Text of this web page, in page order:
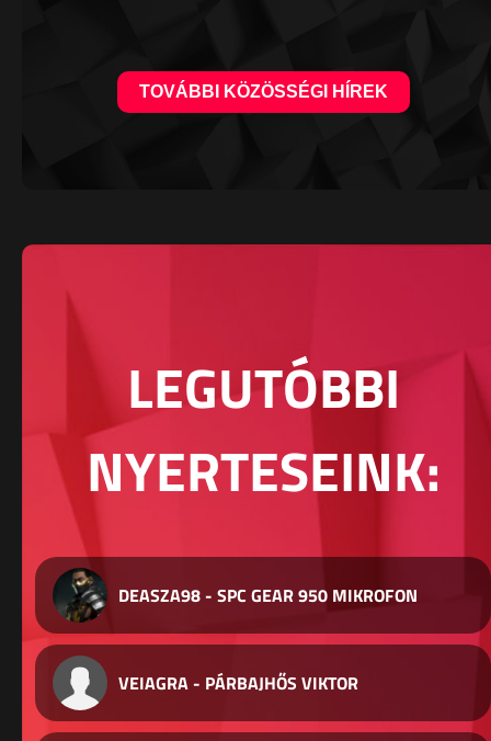
TOVÁBBI KÖZÖSSÉGI HÍREK
LEGUTÓBBI
NYERTESEINK:
DEASZA98 - SPC GEAR 950 MIKROFON
VEIAGRA - PÁRBAJHŐS VIKTOR